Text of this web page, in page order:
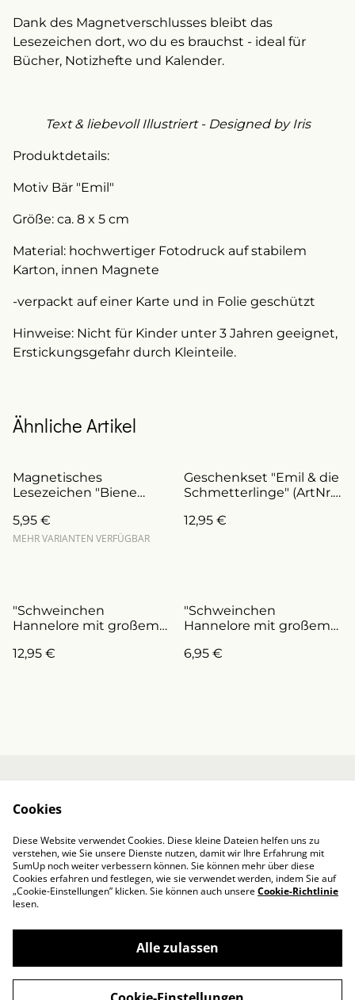
Dank des Magnetverschlusses bleibt das
Lesezeichen dort, wo du es brauchst - ideal für
Bücher, Notizhefte und Kalender.
Text & liebevoll Illustriert - Designed by Iris
Produktdetails:
Motiv Bär "Emil"
Größe: ca. 8 x 5 cm
Material: hochwertiger Fotodruck auf stabilem
Karton, innen Magnete
-verpackt auf einer Karte und in Folie geschützt
Hinweise: Nicht für Kinder unter 3 Jahren geeignet,
Erstickungsgefahr durch Kleinteile.
Ähnliche Artikel
Magnetisches
Lesezeichen "Biene
5,95 €
MEHR VARIANTEN VERFÜGBAR
Geschenkset "Emil & die
Schmetterlinge" (ArtNr.
12,95 €
"Schweinchen
Hannelore mit großem
(ArtNr.S0016 -2)
12,95 €
"Schweinchen
Hannelore mit großem
(ArtNr.S0016)
6,95 €
AGB / Impressum
SumUp
Cookie-Richtlinie
©2026Designed by Iris
Cookies
Diese Website verwendet Cookies. Diese kleine Dateien helfen uns zu
verstehen, wie Sie unsere Dienste nutzen, damit wir Ihre Erfahrung mit
SumUp noch weiter verbessern können. Sie können mehr über diese
Cookies erfahren und festlegen, wie sie verwendet werden, indem Sie auf
„Cookie-Einstellungen” klicken. Sie können auch unsereCookie-Richtlinie
lesen.
Alle zulassen